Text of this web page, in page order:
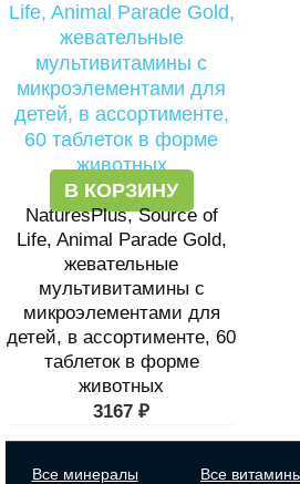
В КОРЗИНУ
NaturesPlus, Source of
Life, Animal Parade Gold,
жевательные
мультивитамины с
микроэлементами для
детей, в ассортименте, 60
таблеток в форме
животных
3167 ₽
Все минералы
Все